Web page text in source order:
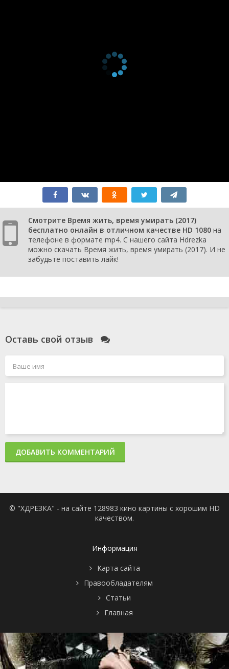
Смотрите Время жить, время умирать (2017)
бесплатно онлайн в отличном качестве HD 1080 на
телефоне в формате mp4. С нашего сайта Hdrezka
можно скачать Время жить, время умирать (2017). И не
забудьте поставить лайк!
Оставь свой отзыв
ДОБАВИТЬ КОММЕНТАРИЙ
© "ХДРЕЗКА" - на сайте 128983 кино картины с хорошим HD
качеством.
Информация
Карта сайта
Правообладателям
Статьи
Главная